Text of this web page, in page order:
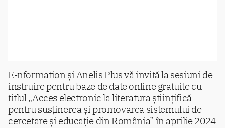
E-nformation și Anelis Plus vă invită la sesiuni de
instruire pentru baze de date online gratuite cu
titlul „Acces electronic la literatura științifică
pentru susținerea și promovarea sistemului de
cercetare și educație din România” în aprilie 2024